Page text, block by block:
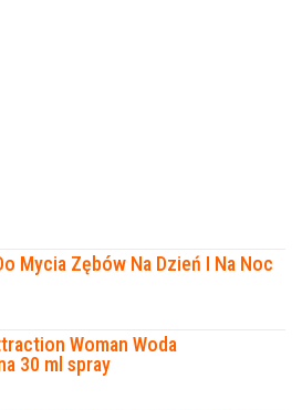
Mycia Zębów Na Dzień I Na Noc
Woman Woda
30 ml spray